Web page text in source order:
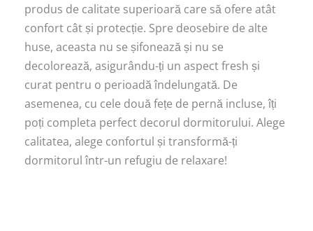
produs de calitate superioară care să ofere atât
confort cât și protecție. Spre deosebire de alte
huse, aceasta nu se șifonează și nu se
decolorează, asigurându-ți un aspect fresh și
curat pentru o perioadă îndelungată. De
asemenea, cu cele două fețe de pernă incluse, îți
poți completa perfect decorul dormitorului. Alege
calitatea, alege confortul și transformă-ți
dormitorul într-un refugiu de relaxare!